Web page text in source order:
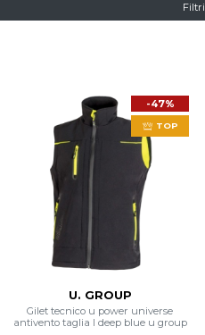
Filtri
-47%
TOP
U. GROUP
Gilet tecnico u power universe
antivento taglia l deep blue u group